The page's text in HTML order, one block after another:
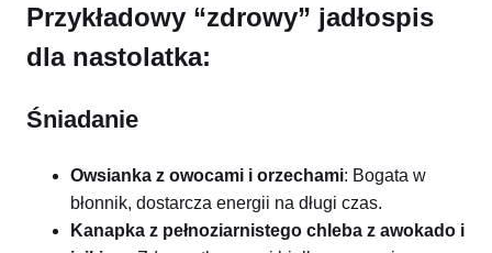
Przykładowy “zdrowy” jadłospis
dla nastolatka:
Śniadanie
Owsianka z owocami i orzechami: Bogata w
błonnik, dostarcza energii na długi czas.
Kanapka z pełnoziarnistego chleba z awokado i